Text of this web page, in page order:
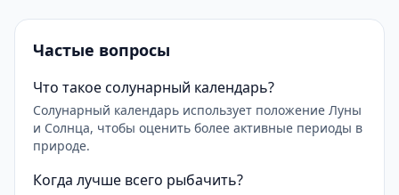
Частые вопросы
Что такое солунарный календарь?
Солунарный календарь использует положение Луны
и Солнца, чтобы оценить более активные периоды в
природе.
Когда лучше всего рыбачить?